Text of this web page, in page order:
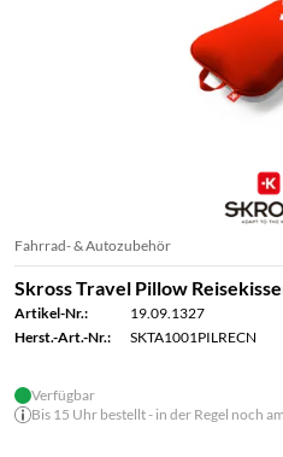
Fahrrad- & Autozubehör
Skross Travel Pillow
Artikel-Nr.:
19.09.1327
Herst.-Art.-Nr.:
SKTA1001PILRECN
Verfügbar
Bis 15 Uhr bestellt - in der Regel noch